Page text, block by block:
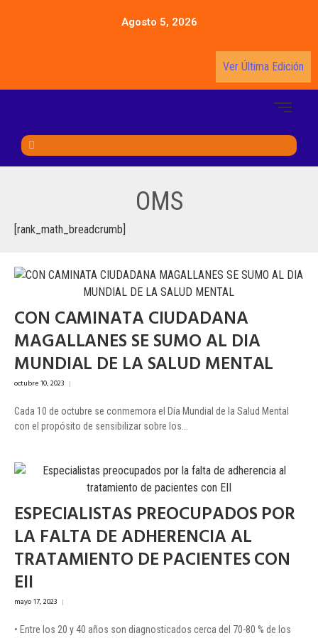
Agosto 5, 2026
Ver Última Edición
OMS
[rank_math_breadcrumb]
CON CAMINATA CIUDADANA
MAGALLANES SE SUMO AL DIA
MUNDIAL DE LA SALUD MENTAL
octubre 10, 2023 |
Cada 10 de octubre se conmemora el Día Mundial de la Salud Mental
con el propósito de sensibilizar sobre los...
ESPECIALISTAS PREOCUPADOS POR
LA FALTA DE ADHERENCIA AL
TRATAMIENTO DE PACIENTES CON
EII
mayo 17, 2023 |
• Entre los 20 y 40 años son diagnosticados cerca del 70-80 % de los